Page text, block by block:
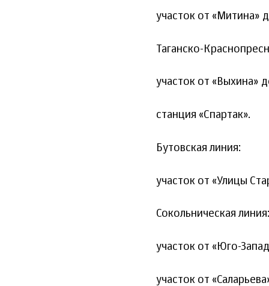
участок от «Митина»
Таганско-
участок от «Выхина»
станция «Спартак».
Бутовская линия:
участок от «Улицы
Сокольническая линия:
участок от «Юго-
участок от